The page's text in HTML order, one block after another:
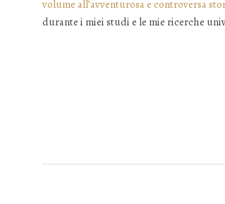
volume all’avventurosa e controversa
durante i miei studi e le mie ricerche